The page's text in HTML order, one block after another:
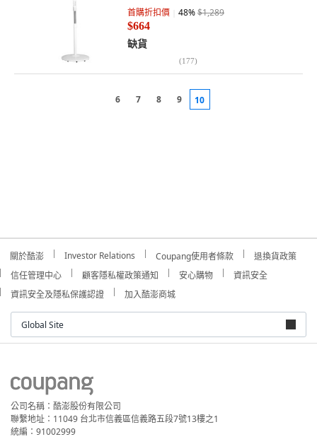
首購折扣價 48%$1,289
$664
缺貨
(177)
6 7 8 9 10
關於酷澎 Investor Relations Coupang使用者條款
退換貨政策
信任管理中心
顧客隱私權政策通知 安心購物
資訊安全
資訊安全及隱私保護認證
加入酷澎商城
Global Site
公司名稱：酷澎股份有限公司
聯繫地址：11049 台北市信義區信義路五段7號13樓之1
統編：91002999